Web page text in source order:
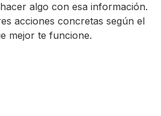
algo con esa información.
acciones concretas según el
mejor te funcione.